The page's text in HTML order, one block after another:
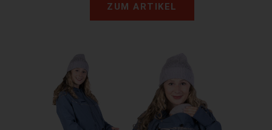
ZUM ARTIKEL